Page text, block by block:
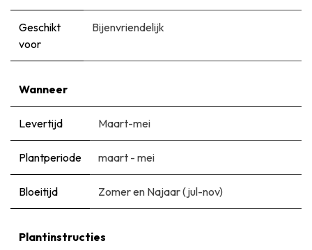
Geschikt
voor
Bijenvriendelijk
Wanneer
Levertijd Maart-mei
Plantperiode maart - mei
Bloeitijd Zomer en Najaar (jul-nov)
Plantinstructies